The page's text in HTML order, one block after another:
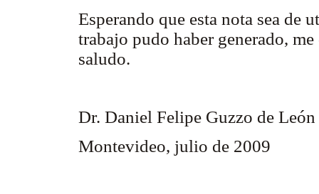
Esperando que esta nota sea de
trabajo pudo haber generado,
saludo.
Dr. Daniel Felipe Guzzo de León
Montevideo, julio de 2009